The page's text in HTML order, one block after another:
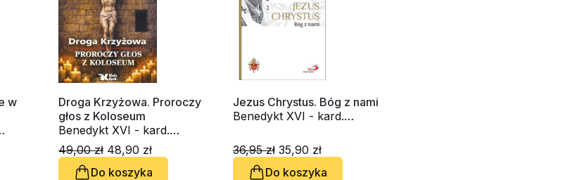
w
Droga Krzyżowa. Proroczy
głos z Koloseum
Benedykt XVI - kard.
Joseph Ratzinger, ks.
Robert Skrzypczak
49,00 zł 48,90 zł
Do koszyka
Jezus Chrystus. Bóg z nami
Benedykt XVI - kard.
36,95 zł 35,90 zł
Do koszyka